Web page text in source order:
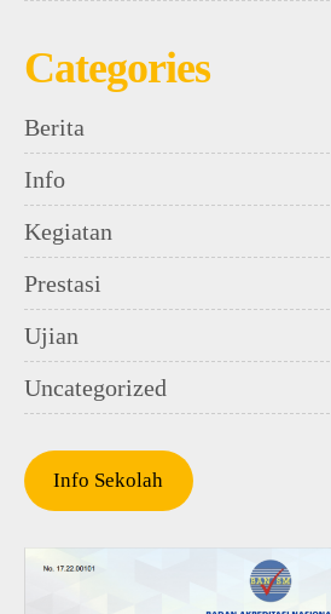
Categories
Berita
Info
Kegiatan
Prestasi
Ujian
Uncategorized
Info Sekolah